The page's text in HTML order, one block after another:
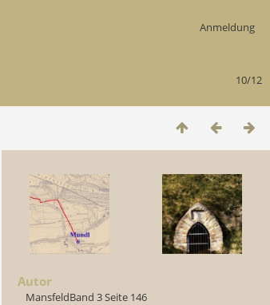
Anmeldung
10/12
Autor
MansfeldBand 3 Seite 146